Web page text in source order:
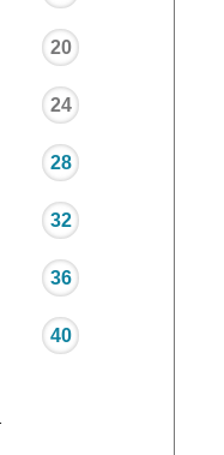
20
24
28
32
36
40